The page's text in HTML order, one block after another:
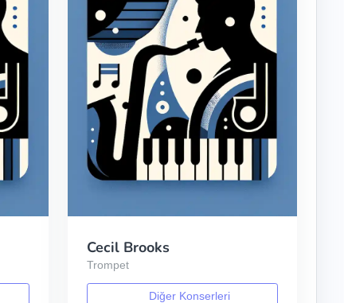
Cecil Brooks
Trompet
Diğer Konserleri